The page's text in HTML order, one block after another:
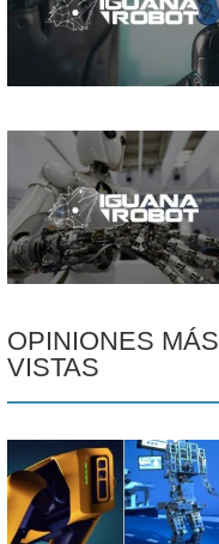
OPINIONES MÁS
VISTAS